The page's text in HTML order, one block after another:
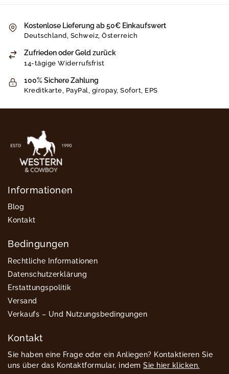
Kostenlose Lieferung ab 50€ Einkaufswert
Deutschland, Schweiz, Österreich
Zufrieden oder Geld zurück
14-tägige Widerrufsfrist
100% Sichere Zahlung
Kreditkarte, PayPal, giropay, Sofort, EPS
Informationen
Blog
Kontakt
Bedingungen
Rechtliche Informationen
Datenschutzerklärung
Erstattungspolitik
Versand
Verkaufs – Und Nutzungsbedingungen
Kontakt
Sie haben eine Frage oder ein Anliegen? Kontaktieren Sie
uns über das Kontaktformular, indem Sie hier klicken.